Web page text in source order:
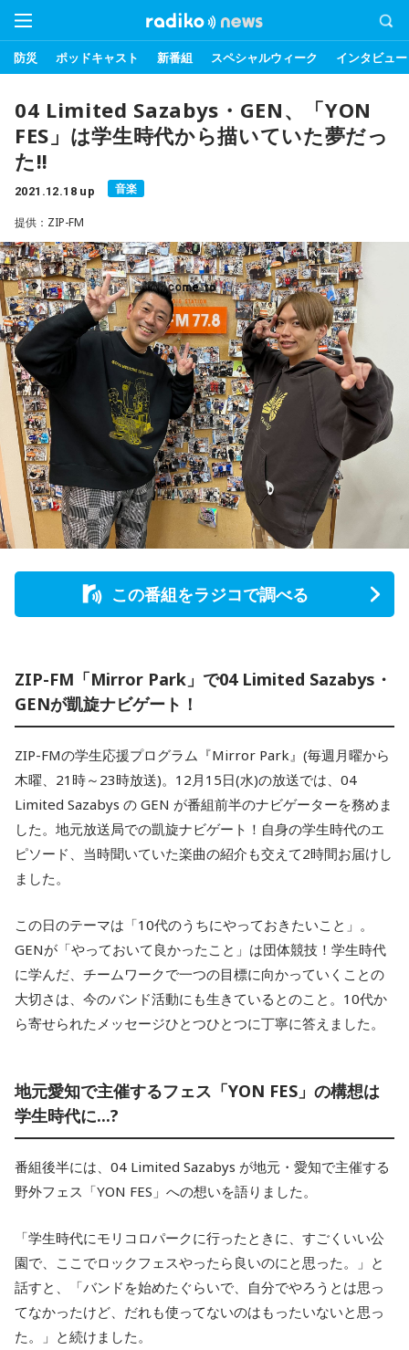
防災 ポッドキャスト 新番組 スペシャルウィーク インタビュー
04 Limited Sazabys・GEN、「YON
FES」は学生時代から描いていた夢だっ
た!!
2021.12.18 up 音楽
提供：ZIP-FM
この番組をラジコで調べる
ZIP-FM「Mirror Park」で04 Limited Sazabys・
GENが凱旋ナビゲート！
ZIP-FMの学生応援プログラム『Mirror Park』(毎週月曜から
木曜、21時～23時放送)。12月15日(水)の放送では、04
Limited Sazabys の GEN が番組前半のナビゲーターを務めま
した。地元放送局での凱旋ナビゲート！自身の学生時代のエ
ピソード、当時聞いていた楽曲の紹介も交えて2時間お届けし
ました。
この日のテーマは「10代のうちにやっておきたいこと」。
GENが「やっておいて良かったこと」は団体競技！学生時代
に学んだ、チームワークで一つの目標に向かっていくことの
大切さは、今のバンド活動にも生きているとのこと。10代か
ら寄せられたメッセージひとつひとつに丁寧に答えました。
地元愛知で主催するフェス「YON FES」の構想は
学生時代に...?
番組後半には、04 Limited Sazabys が地元・愛知で主催する
野外フェス「YON FES」への想いを語りました。
「学生時代にモリコロパークに行ったときに、すごくいい公
園で、ここでロックフェスやったら良いのにと思った。」と
話すと、「バンドを始めたぐらいで、自分でやろうとは思っ
てなかったけど、だれも使ってないのはもったいないと思っ
た。」と続けました。